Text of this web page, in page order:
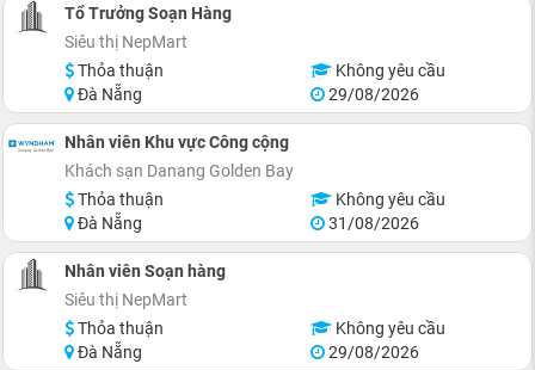
Tổ Trưởng Soạn Hàng
Siêu thị NepMart
Thỏa thuận
Không yêu cầu
Đà Nẵng
29/08/2026
Nhân viên Khu vực Công cộng
Khách sạn Danang Golden Bay
Thỏa thuận
Không yêu cầu
Đà Nẵng
31/08/2026
Nhân viên Soạn hàng
Siêu thị NepMart
Thỏa thuận
Không yêu cầu
Đà Nẵng
29/08/2026